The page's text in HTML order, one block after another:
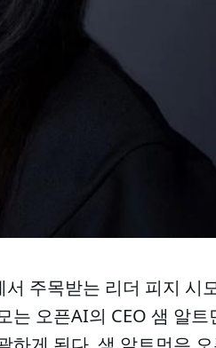
주목받는 리더 피지 시
는 오픈AI의 CEO 샘 알